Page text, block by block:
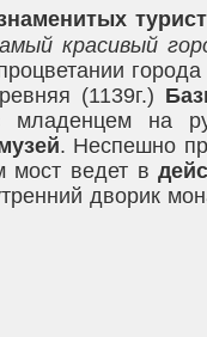
красивый
города
(1139г.)
младенцем на
. Неспешно
мост ведет в
дворик